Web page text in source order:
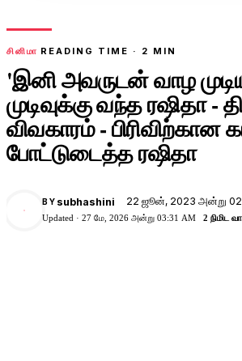
சினிமா READING TIME · 2 MIN
'இனி அவருடன் வாழ
முடிவுக்கு வந்த ரஷிதா -
விவகாரம் -
போட்டுடைத்த ரஷிதா
BY subhashini 22 ஜூன், 2023 அன்று
Updated · 27 மே, 2026 அன்று 03:31 AM 2 நிமிட